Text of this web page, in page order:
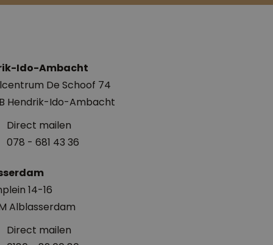
Ido-Ambacht
De Schoof 74
Hendrik-Ido-Ambacht
Direct mailen
078 - 681 43 36
14-16
Alblasserdam
Direct mailen